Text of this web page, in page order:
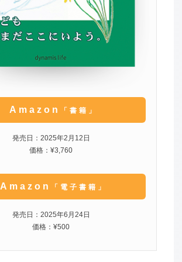
Amazon 「書籍」
発売日：2025年2月12日
価格：¥3,760
Amazon 「電子書籍」
発売日：2025年6月24日
価格：¥500